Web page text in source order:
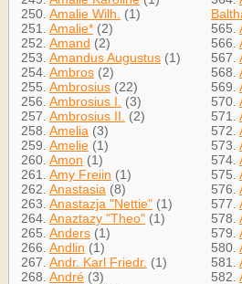
250. Amalie Wilh.
(1)
251. Amalie* (2)
252. Amand (2)
253. Amandus Augustus (1)
254. Ambros (2)
255. Ambrosius (22)
256. Ambrosius I.
(3)
257. Ambrosius II.
(2)
258. Amelia (3)
259. Amelie (1)
260. Amon (1)
261. Amy Freiin (1)
262. Anastasia (8)
263. Anastazja "Nettie" (1)
264. Anaztazy "Theo" (1)
265. Anders (1)
266. Andlin (1)
267. Andr. Karl Friedr. (1)
268. André (3)
565.
566.
567.
568.
569.
570.
571.
572.
573.
574.
575.
576.
577.
578.
579.
580.
581.
582.